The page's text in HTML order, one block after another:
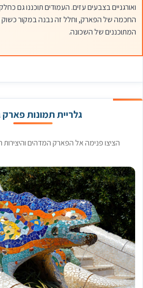
ואורגניים בצבעים עזים. העמודים תוכננו גם
החכמה של הפארק, וחלל זה נבנה במקור כשוק
המתוכננים של השכונה.
גלריית תמונות פארק
הציצו פנימה אל הפארק המדהים והיצירות